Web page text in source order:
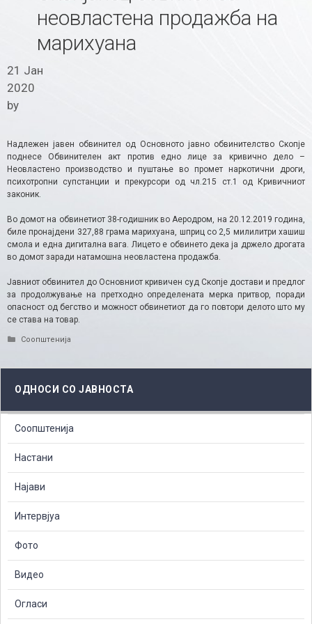
неовластена продажба на
марихуана
21 Јан
2020
by
Надлежен јавен обвинител од Основното јавно обвинителство Скопје
поднесе Обвинителен акт против едно лице за кривично дело –
Неовластено производство и пуштање во промет наркотични дроги,
психотропни супстанции и прекурсори од чл.215 ст.1 од Кривичниот
законик.
Во домот на обвинетиот 38-годишник во Аеродром, на 20.12.2019 година,
биле пронајдени 327,88 грама марихуана, шприц со 2,5 милилитри хашиш
смола и една дигитална вага. Лицето е обвинето дека ја држело дрогата
во домот заради натамошна неовластена продажба.
Јавниот обвинител до Основниот кривичен суд Скопје достави и предлог
за продолжување на претходно определената мерка притвор, поради
опасност од бегство и можност обвинетиот да го повтори делото што му
се става на товар.
Categories
Соопштенија
ОДНОСИ СО ЈАВНОСТА
Соопштенија
Настани
Најави
Интервјуа
Фото
Видео
Огласи